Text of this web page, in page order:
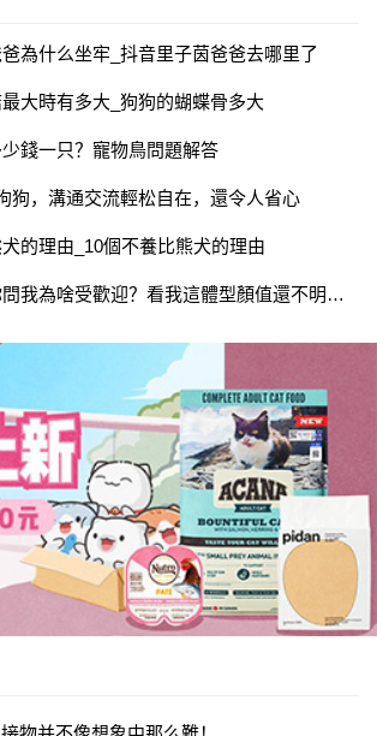
為什么坐牢_抖音里子茵爸爸去哪里了
大時有多大_狗狗的蝴蝶骨多大
錢一只？寵物鳥問題解答
狗，溝通交流輕松自在，還令人省心
的理由_10個不養比熊犬的理由
我為啥受歡迎？看我這體型顏值還不明白？